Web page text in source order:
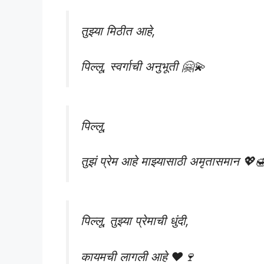
तुझ्या मिठीत आहे,
पिल्लू, स्वर्गाची अनुभूती 🤗💫
पिल्लू,
तुझं प्रेम आहे माझ्यासाठी अमृतासमान
पिल्लू, तुझ्या प्रेमाची धुंदी,
कायमची लागली आहे ❤️🍷